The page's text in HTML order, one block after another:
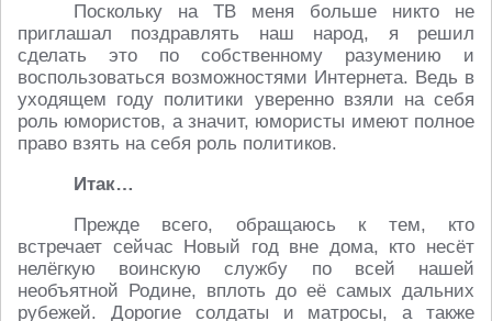
Поскольку на ТВ меня больше никто не
приглашал поздравлять наш народ, я решил
сделать это по собственному разумению и
воспользоваться возможностями Интернета. Ведь в
уходящем году политики уверенно взяли на себя
роль юмористов, а значит, юмористы имеют полное
право взять на себя роль политиков.
Итак…
Прежде всего, обращаюсь к тем, кто
встречает сейчас Новый год вне дома, кто несёт
нелёгкую воинскую службу по всей нашей
необъятной Родине, вплоть до её самых дальних
рубежей. Дорогие солдаты и матросы, а также